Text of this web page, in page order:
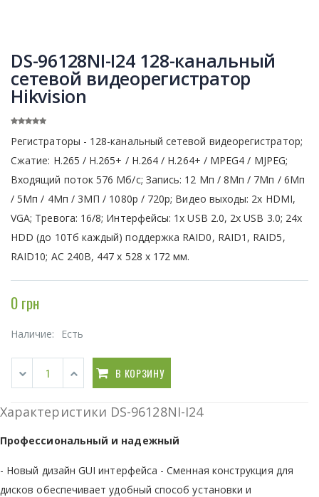
DS-96128NI-I24 128-канальный
сетевой видеорегистратор
Hikvision
Регистраторы - 128-канальный сетевой видеорегистратор;
Сжатие: H.265 / H.265+ / H.264 / H.264+ / MPEG4 / MJPEG;
Входящий поток 576 Мб/с; Запись: 12 Мп / 8Мп / 7Мп / 6Мп
/ 5Мп / 4Мп / 3МП / 1080р / 720р; Видео выходы: 2x HDMI,
VGA; Тревога: 16/8; Интерфейсы: 1x USB 2.0, 2x USB 3.0; 24х
HDD (до 10Тб каждый) поддержка RAID0, RAID1, RAID5,
RAID10; AC 240В, 447 х 528 х 172 мм.
0 грн
Наличие: Есть
В КОРЗИНУ
Характеристики DS-96128NI-I24
Профессиональный и надежный
- Новый дизайн GUI интерфейса - Сменная конструкция для
дисков обеспечивает удобный способ установки и